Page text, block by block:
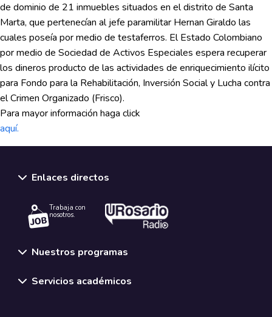
de dominio de 21 inmuebles situados en el distrito de Santa
Marta, que pertenecían al jefe paramilitar Hernan Giraldo las
cuales poseía por medio de testaferros. El Estado Colombiano
por medio de Sociedad de Activos Especiales espera recuperar
los dineros producto de las actividades de enriquecimiento ilícito
para Fondo para la Rehabilitación, Inversión Social y Lucha contra
el Crimen Organizado (Frisco).
Para mayor información haga click
aquí.
Enlaces directos
Trabaja con
nosotros.
Nuestros programas
Servicios académicos